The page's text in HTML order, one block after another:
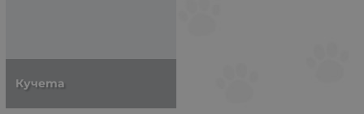
Кучета